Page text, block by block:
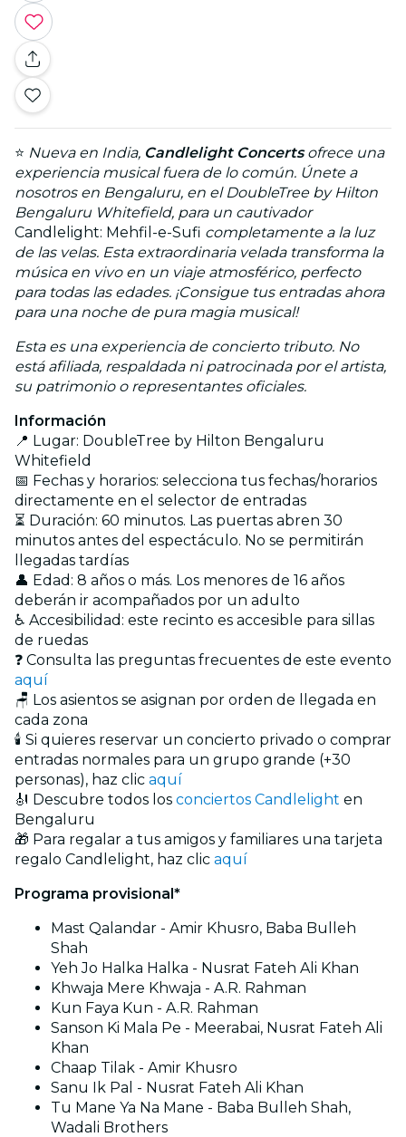
⭐ Nueva en India, Candlelight Concertsofrece una
experiencia musical fuera de lo común. Únete a
nosotros en Bengaluru, en el DoubleTree by Hilton
Bengaluru Whitefield, para un cautivador
Candlelight: Mehfil-e-Sufi completamente a la luz
de las velas. Esta extraordinaria velada transforma la
música en vivo en un viaje atmosférico, perfecto
para todas las edades. ¡Consigue tus entradas ahora
para una noche de pura magia musical!
Esta es una experiencia de concierto tributo. No
está afiliada, respaldada ni patrocinada por el artista,
su patrimonio o representantes oficiales.
Información
📍 Lugar: DoubleTree by Hilton Bengaluru
Whitefield
📅 Fechas y horarios: selecciona tus fechas/horarios
directamente en el selector de entradas
⏳ Duración: 60 minutos. Las puertas abren 30
minutos antes del espectáculo. No se permitirán
llegadas tardías
👤 Edad: 8 años o más. Los menores de 16 años
deberán ir acompañados por un adulto
♿ Accesibilidad: este recinto es accesible para sillas
de ruedas
❓ Consulta las preguntas frecuentes de este evento
aquí
🪑 Los asientos se asignan por orden de llegada en
cada zona
🕯️ Si quieres reservar un concierto privado o comprar
entradas normales para un grupo grande (+30
personas), haz clic aquí
🎻 Descubre todos los conciertos Candlelight en
Bengaluru
🎁 Para regalar a tus amigos y familiares una tarjeta
regalo Candlelight, haz clic aquí
Programa provisional*
Mast Qalandar - Amir Khusro, Baba Bulleh
Shah
Yeh Jo Halka Halka - Nusrat Fateh Ali Khan
Khwaja Mere Khwaja - A.R. Rahman
Kun Faya Kun - A.R. Rahman
Sanson Ki Mala Pe - Meerabai, Nusrat Fateh Ali
Khan
Chaap Tilak - Amir Khusro
Sanu Ik Pal - Nusrat Fateh Ali Khan
Tu Mane Ya Na Mane - Baba Bulleh Shah,
Wadali Brothers